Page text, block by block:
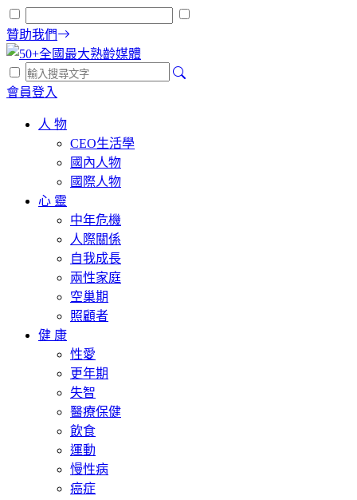
贊助我們
會員登入
人 物
CEO生活學
國內人物
國際人物
心 靈
中年危機
人際關係
自我成長
兩性家庭
空巢期
照顧者
健 康
性愛
更年期
失智
醫療保健
飲食
運動
慢性病
癌症